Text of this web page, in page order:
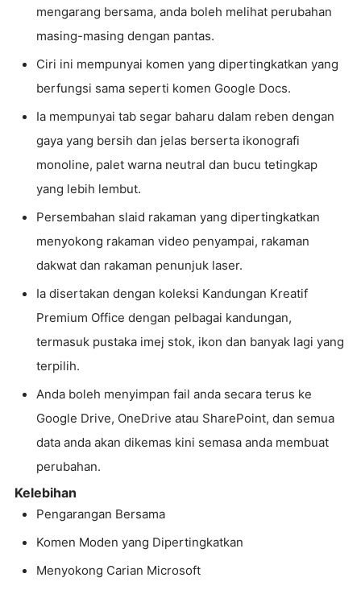
mengarang bersama, anda boleh melihat perubahan
masing-masing dengan pantas.
Ciri ini mempunyai komen yang dipertingkatkan yang
berfungsi sama seperti komen Google Docs.
Ia mempunyai tab segar baharu dalam reben dengan
gaya yang bersih dan jelas berserta ikonografi
monoline, palet warna neutral dan bucu tetingkap
yang lebih lembut.
Persembahan slaid rakaman yang dipertingkatkan
menyokong rakaman video penyampai, rakaman
dakwat dan rakaman penunjuk laser.
Ia disertakan dengan koleksi Kandungan Kreatif
Premium Office dengan pelbagai kandungan,
termasuk pustaka imej stok, ikon dan banyak lagi yang
terpilih.
Anda boleh menyimpan fail anda secara terus ke
Google Drive, OneDrive atau SharePoint, dan semua
data anda akan dikemas kini semasa anda membuat
perubahan.
Kelebihan
Pengarangan Bersama
Komen Moden yang Dipertingkatkan
Menyokong Carian Microsoft